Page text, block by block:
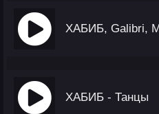
ХАБИБ, Galibri,
ХАБИБ - Танцы